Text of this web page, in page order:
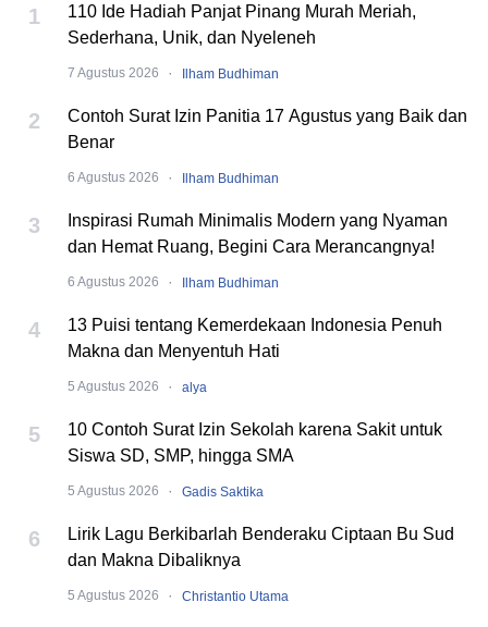
1
110 Ide Hadiah Panjat Pinang Murah Meriah,
Sederhana, Unik, dan Nyeleneh
7 Agustus 2026 · Ilham Budhiman
2
Contoh Surat Izin Panitia 17 Agustus yang Baik dan
Benar
6 Agustus 2026 · Ilham Budhiman
3
Inspirasi Rumah Minimalis Modern yang Nyaman
dan Hemat Ruang, Begini Cara Merancangnya!
6 Agustus 2026 · Ilham Budhiman
4
13 Puisi tentang Kemerdekaan Indonesia Penuh
Makna dan Menyentuh Hati
5 Agustus 2026 · alya
5
10 Contoh Surat Izin Sekolah karena Sakit untuk
Siswa SD, SMP, hingga SMA
5 Agustus 2026 · Gadis Saktika
6
Lirik Lagu Berkibarlah Benderaku Ciptaan Bu Sud
dan Makna Dibaliknya
5 Agustus 2026 · Christantio Utama